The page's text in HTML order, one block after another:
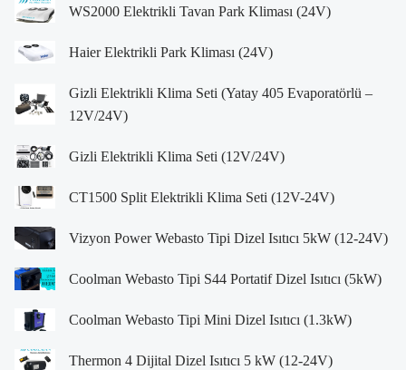
WS2000 Elektrikli Tavan Park Kliması (24V)
Haier Elektrikli Park Kliması (24V)
Gizli Elektrikli Klima Seti (Yatay 405 Evaporatörlü –
12V/24V)
Gizli Elektrikli Klima Seti (12V/24V)
CT1500 Split Elektrikli Klima Seti (12V-24V)
Vizyon Power Webasto Tipi Dizel Isıtıcı 5kW (12-24V)
Coolman Webasto Tipi S44 Portatif Dizel Isıtıcı (5kW)
Coolman Webasto Tipi Mini Dizel Isıtıcı (1.3kW)
Thermon 4 Dijital Dizel Isıtıcı 5 kW (12-24V)